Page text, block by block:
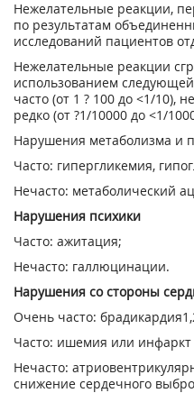
Нежелательные реакции,
по результатам
исследований пациентов
Нежелательные реакции
использованием
часто (от 1 ? 100 до <1/10),
редко (от ?1/10000 до <1/
Нарушения метаболизма и
Часто: гипергликемия,
Нечасто: метаболический
Нарушения психики
Часто: ажитация;
Нечасто: галлюцинации.
Нарушения со стороны
Очень часто: брадикардия
Часто: ишемия или инфаркт
Нечасто:
снижение сердечного